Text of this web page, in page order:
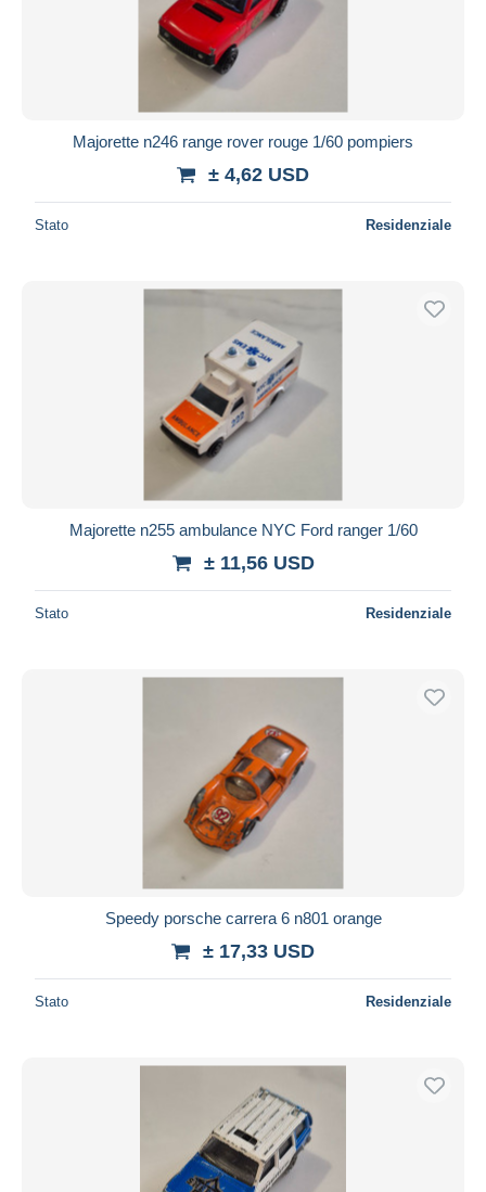
Majorette n246 range rover rouge 1/60 pompiers
± 4,62 USD
Stato Residenziale
Majorette n255 ambulance NYC Ford ranger 1/60
± 11,56 USD
Stato Residenziale
Speedy porsche carrera 6 n801 orange
± 17,33 USD
Stato Residenziale